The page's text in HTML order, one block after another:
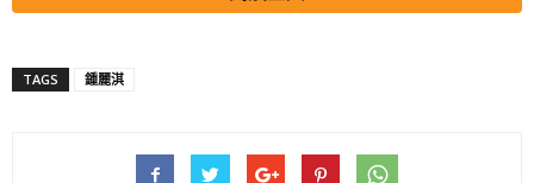
http://mybblink.online/k/8alpl
TAGS 鍾麗淇